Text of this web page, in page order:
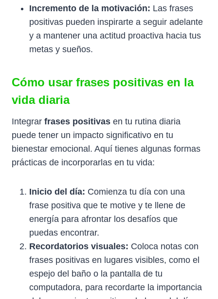
Incremento de la motivación: Las frases
positivas pueden inspirarte a seguir adelante
y a mantener una actitud proactiva hacia tus
metas y sueños.
Cómo usar frases positivas en la
vida diaria
Integrar frases positivas en tu rutina diaria
puede tener un impacto significativo en tu
bienestar emocional. Aquí tienes algunas formas
prácticas de incorporarlas en tu vida:
Inicio del día: Comienza tu día con una
frase positiva que te motive y te llene de
energía para afrontar los desafíos que
puedas encontrar.
Recordatorios visuales: Coloca notas con
frases positivas en lugares visibles, como el
espejo del baño o la pantalla de tu
computadora, para recordarte la importancia